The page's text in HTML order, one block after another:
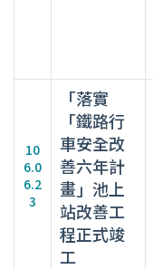
10
6.0
6.2
3
「落實
「鐵路行
車安全改
善六年計
畫」池上
站改善工
程正式竣
工